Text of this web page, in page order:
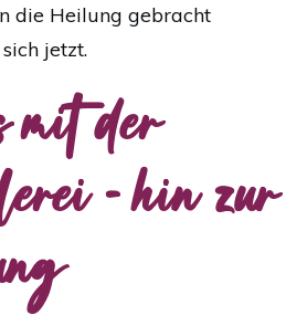
die Heilung gebracht
jetzt.
der
- hin zur